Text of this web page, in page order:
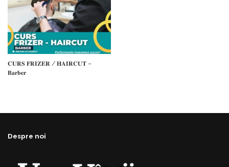
𝐂𝐔𝐑𝐒 𝐅𝐑𝐈𝐙𝐄𝐑 / 𝐇𝐀𝐈𝐑𝐂𝐔𝐓 –
𝐁𝐚𝐫𝐛𝐞𝐫
Despre noi